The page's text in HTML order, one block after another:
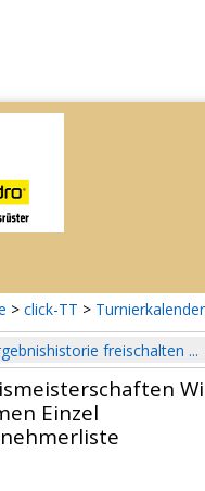
> click-TT > Turnierkalender
freischalten ...
Einzel